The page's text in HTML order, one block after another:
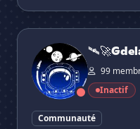
99
Inactif
Communauté